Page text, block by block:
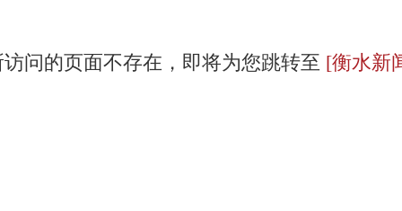
问的页面不存在，即将为您跳转至 [衡水新